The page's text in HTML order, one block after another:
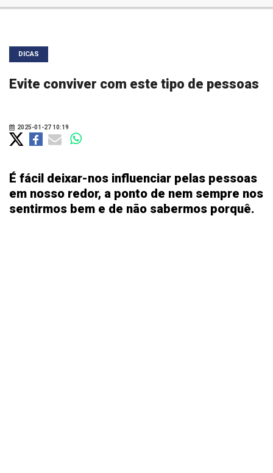
DICAS
Evite conviver com este tipo de pessoas
2025-01-27 10:19
É fácil deixar-nos influenciar pelas pessoas
em nosso redor, a ponto de nem sempre nos
sentirmos bem e de não sabermos porquê.